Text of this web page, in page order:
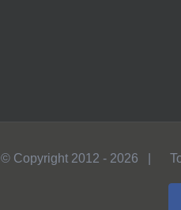
© Copyright 2012 - 2026 |